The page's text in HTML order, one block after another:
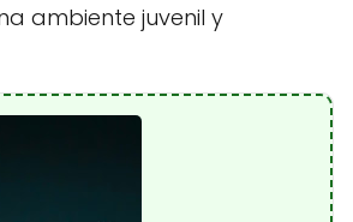
ambiente juvenil y